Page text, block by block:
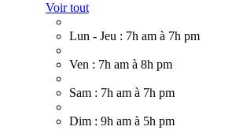
Voir tout
Lun - Jeu : 7h am à 7h pm
Ven : 7h am à 8h pm
Sam : 7h am à 7h pm
Dim : 9h am à 5h pm